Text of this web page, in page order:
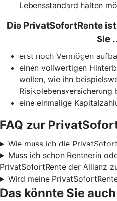
Lebensstandard halten
Die PrivatSofortRente
Sie
erst noch Vermögen
einen vollwertigen
wollen, wie ihn
Risikolebensversicherung
eine einmalige
FAQ zur
Wie muss ich die
Muss ich schon Rentnerin
PrivatSofortRente der Allianz
Wird meine
Das könnte Sie